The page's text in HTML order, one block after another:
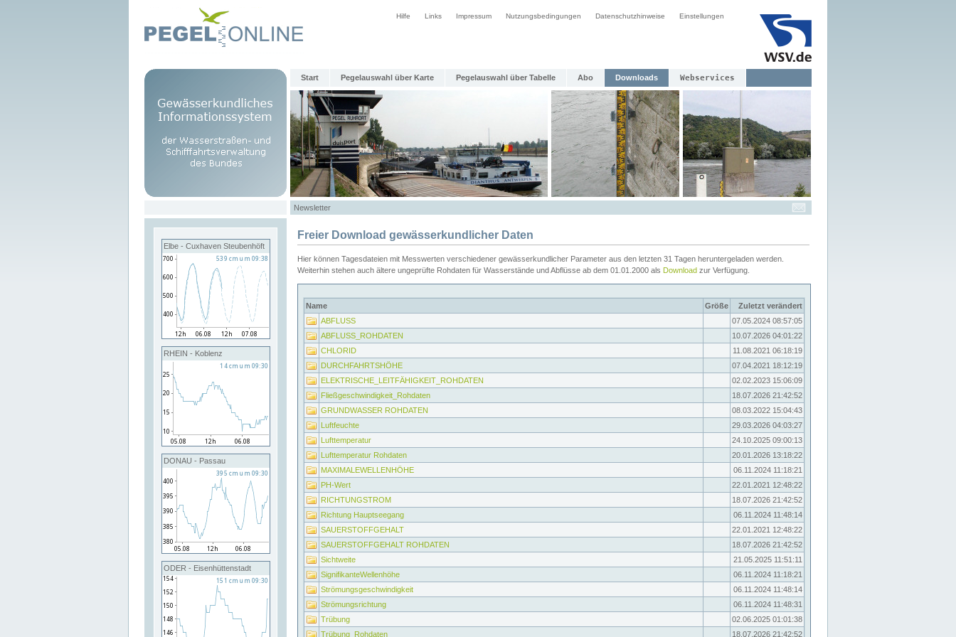
Hilfe Links Impressum Nutzungsbedingungen Datenschutzhinweise Einstellungen
Start Pegelauswahl über Karte Pegelauswahl über Tabelle Abo Downloads Webservices
Newsletter
Elbe - Cuxhaven Steubenhöft
RHEIN - Koblenz
DONAU - Passau
ODER - Eisenhüttenstadt
Freier Download gewässerkundlicher Daten
Hier können Tagesdateien mit Messwerten verschiedener gewässerkundlicher Parameter aus den letzten 31 Tagen heruntergeladen werden.
Weiterhin stehen auch ältere ungeprüfte Rohdaten für Wasserstände und Abflüsse ab dem 01.01.2000 als Download zur Verfügung.
Name Größe
Zuletzt verändert
ABFLUSS
07.05.2024 08:57:05
ABFLUSS_ROHDATEN
10.07.2026 04:01:22
CHLORID
11.08.2021 06:18:19
DURCHFAHRTSHÖHE
07.04.2021 18:12:19
ELEKTRISCHE_LEITFÄHIGKEIT_ROHDATEN
02.02.2023 15:06:09
Fließgeschwindigkeit_Rohdaten
18.07.2026 21:42:52
GRUNDWASSER ROHDATEN
08.03.2022 15:04:43
Luftfeuchte
29.03.2026 04:03:27
Lufttemperatur
24.10.2025 09:00:13
Lufttemperatur Rohdaten
20.01.2026 13:18:22
MAXIMALEWELLENHÖHE
06.11.2024 11:18:21
PH-Wert
22.01.2021 12:48:22
RICHTUNGSTROM
18.07.2026 21:42:52
Richtung Hauptseegang
06.11.2024 11:48:14
SAUERSTOFFGEHALT
22.01.2021 12:48:22
SAUERSTOFFGEHALT ROHDATEN
18.07.2026 21:42:52
Sichtweite
21.05.2025 11:51:11
SignifikanteWellenhöhe
06.11.2024 11:18:21
Strömungsgeschwindigkeit
06.11.2024 11:48:14
Strömungsrichtung
06.11.2024 11:48:31
Trübung
02.06.2025 01:01:38
Trübung_Rohdaten
18.07.2026 21:42:52